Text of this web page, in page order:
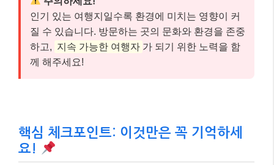
인기 있는 여행지일수록 환경에 미치는 영향이 커
질 수 있습니다. 방문하는 곳의 문화와 환경을 존중
하고, 지속 가능한 여행자 가 되기 위한 노력을 함
께 해주세요!
핵심 체크포인트: 이것만은 꼭 기억하세
요!